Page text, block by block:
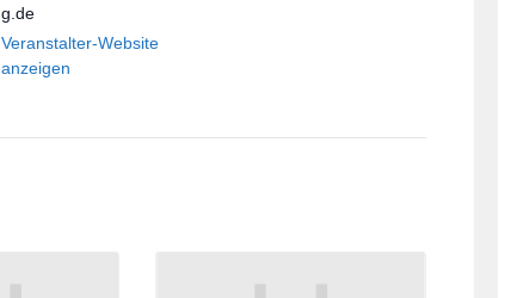
g.de
Veranstalter-Website
anzeigen